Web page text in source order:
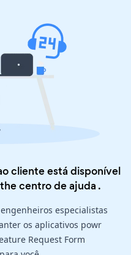
cliente está disponível
centro de ajuda .
especialistas
os aplicativos powr
Request Form